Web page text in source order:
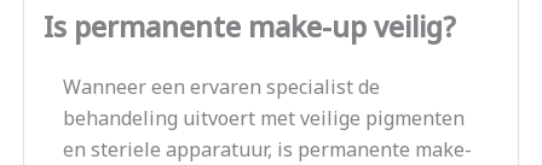
Is permanente make-up veilig?
Wanneer een ervaren specialist de
behandeling uitvoert met veilige pigmenten
en steriele apparatuur, is permanente make-